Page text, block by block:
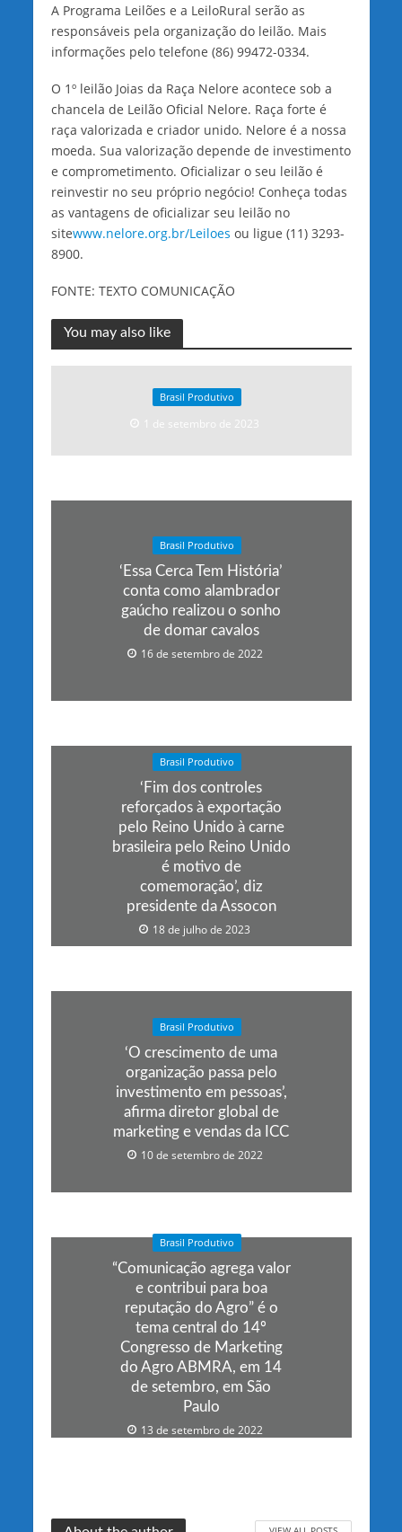
A Programa Leilões e a LeiloRural serão as
responsáveis pela organização do leilão. Mais
informações pelo telefone (86) 99472-0334.
O 1º leilão Joias da Raça Nelore acontece sob a
chancela de Leilão Oficial Nelore. Raça forte é
raça valorizada e criador unido. Nelore é a nossa
moeda. Sua valorização depende de investimento
e comprometimento. Oficializar o seu leilão é
reinvestir no seu próprio negócio! Conheça todas
as vantagens de oficializar seu leilão no
sitewww.nelore.org.br/Leiloes ou ligue (11) 3293-
8900.
FONTE: TEXTO COMUNICAÇÃO
You may also like
Brasil Produtivo
1 de setembro de 2023
Brasil Produtivo
‘Essa Cerca Tem História’
conta como alambrador
gaúcho realizou o sonho
de domar cavalos
16 de setembro de 2022
Brasil Produtivo
‘Fim dos controles
reforçados à exportação
pelo Reino Unido à carne
brasileira pelo Reino Unido
é motivo de
comemoração’, diz
presidente da Assocon
18 de julho de 2023
Brasil Produtivo
‘O crescimento de uma
organização passa pelo
investimento em pessoas’,
afirma diretor global de
marketing e vendas da ICC
10 de setembro de 2022
Brasil Produtivo
“Comunicação agrega valor
e contribui para boa
reputação do Agro” é o
tema central do 14º
Congresso de Marketing
do Agro ABMRA, em 14
de setembro, em São
Paulo
13 de setembro de 2022